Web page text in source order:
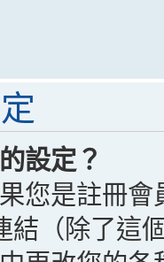
設定？
您是註冊
結（除了這